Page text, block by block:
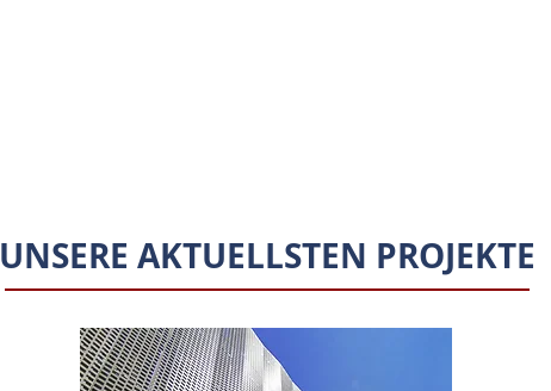
UNSERE AKTUELLSTEN PROJEKTE